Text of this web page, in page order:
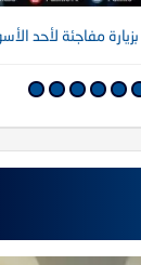
مفاجئة لأحد